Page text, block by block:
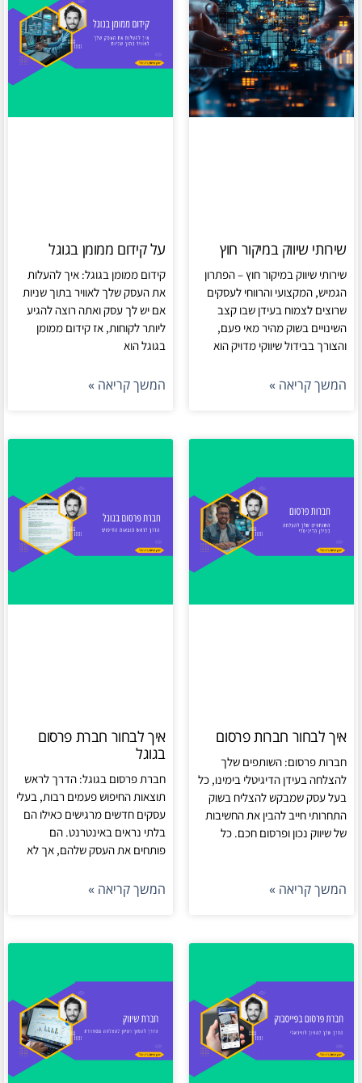
שירותי שיווק במיקור חוץ
שירותי שיווק במיקור חוץ – הפתרון
הגמיש, המקצועי והרווחי לעסקים
שרוצים לצמוח בעידן שבו קצב
השינויים בשוק מהיר מאי פעם,
והצורך בבידול שיווקי מדויק הוא
המשך קריאה »
על קידום ממומן בגוגל
קידום ממומן בגוגל: איך להעלות
את העסק שלך לאוויר בתוך שניות
אם יש לך עסק ואתה רוצה להגיע
ליותר לקוחות, אז קידום ממומן
בגוגל הוא
המשך קריאה »
איך לבחור חברות פרסום
חברות פרסום: השותפים שלך
להצלחה בעידן הדיגיטלי בימינו, כל
בעל עסק שמבקש להצליח בשוק
התחרותי חייב להבין את החשיבות
של שיווק נכון ופרסום חכם. כל
המשך קריאה »
איך לבחור חברת פרסום
בגוגל
חברת פרסום בגוגל: הדרך לראש
תוצאות החיפוש פעמים רבות, בעלי
עסקים חדשים מרגישים כאילו הם
בלתי נראים באינטרנט. הם
פותחים את העסק שלהם, אך לא
המשך קריאה »